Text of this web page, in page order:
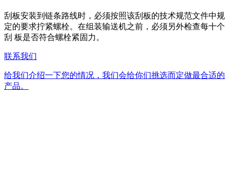
刮板安装到链条路线时，必须按照该刮板的技术规范文件中规
定的要求拧紧螺栓。在组装输送机之前，必须另外检查每十个
刮 板是否符合螺栓紧固力。
联系我们
给我们介绍一下您的情况，我们会给你们挑选而定做最合适的
产品。